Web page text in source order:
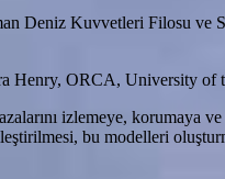
Deniz Kuvvetleri Filosu ve
Henry, ORCA, University
izlemeye, korumaya
bu modelleri